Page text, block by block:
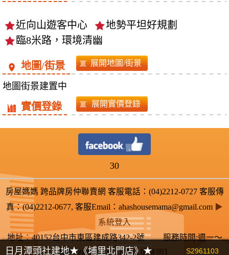
日月潭頭社建地★《埔里北門店》★ S2961103
近向山遊客中心
地勢平坦好規劃
臨8米路，環境清幽
地圖/街景
地圖街景建置中
實價登錄
30
房屋媽媽 跨品牌房仲聯賣網 客服電話：(04)2212-0727 客服傳
真：(04)2212-0677, 客服Email：ahashousemama@gmail.com ▶
系統登入
地址：40152台中市東區建成路342-2號 服務時間:週一～
週五 0900~1800【隱私權聲明】